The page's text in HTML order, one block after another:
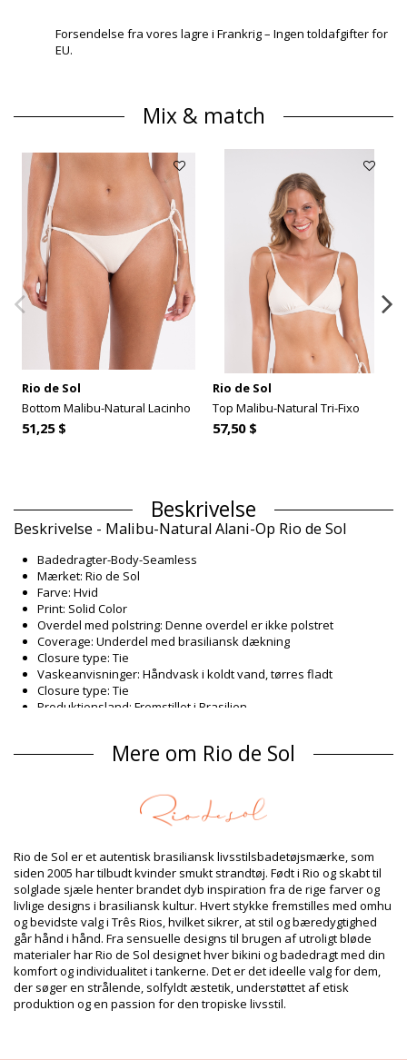
Forsendelse fra vores lagre i Frankrig – Ingen toldafgifter for
EU.
Mix & match
Rio de Sol
Bottom Malibu-Natural Lacinho
51,25 $
Rio de Sol
Top Malibu-Natural Tri-Fixo
57,50 $
Beskrivelse
Beskrivelse - Malibu-Natural Alani-Op Rio de Sol
Badedragter-Body-Seamless
Mærket: Rio de Sol
Farve: Hvid
Print: Solid Color
Overdel med polstring: Denne overdel er ikke polstret
Coverage: Underdel med brasiliansk dækning
Closure type: Tie
Vaskeanvisninger: Håndvask i koldt vand, tørres fladt
Closure type: Tie
Produktionsland: Fremstillet i Brasilien
Sammensætning
16% Spandex (LYCRA) - OEKO-TEX - Chlorine Resistant
For: 84% Biodegradable Nylon (AMNI SOUL ECO), 16% Spandex
(LYCRA) - OEKO-TEX - Chlorine Resistant
Produktinformation
Afdeling: Dame, Badedragter
Pakken inkluderer: 1 x Badedragter (Andre accessoirer er ikke
inkluderet)
HS CODE: 6112.41.0010
SKU: 1981127161
EAN: XS (7899810463319), S (7899810463326), M (7899810463333),
L (7899810463340), XL (7899810463357)
Vægt: 115g / 0.25lb / 4.06oz
Mere om Rio de Sol
Rio de Sol er et autentisk brasiliansk livsstilsbadetøjsmærke, som
siden 2005 har tilbudt kvinder smukt strandtøj. Født i Rio og skabt til
solglade sjæle henter brandet dyb inspiration fra de rige farver og
livlige designs i brasiliansk kultur. Hvert stykke fremstilles med omhu
og bevidste valg i Três Rios, hvilket sikrer, at stil og bæredygtighed
går hånd i hånd. Fra sensuelle designs til brugen af utroligt bløde
materialer har Rio de Sol designet hver bikini og badedragt med din
komfort og individualitet i tankerne. Det er det ideelle valg for dem,
der søger en strålende, solfyldt æstetik, understøttet af etisk
produktion og en passion for den tropiske livsstil.